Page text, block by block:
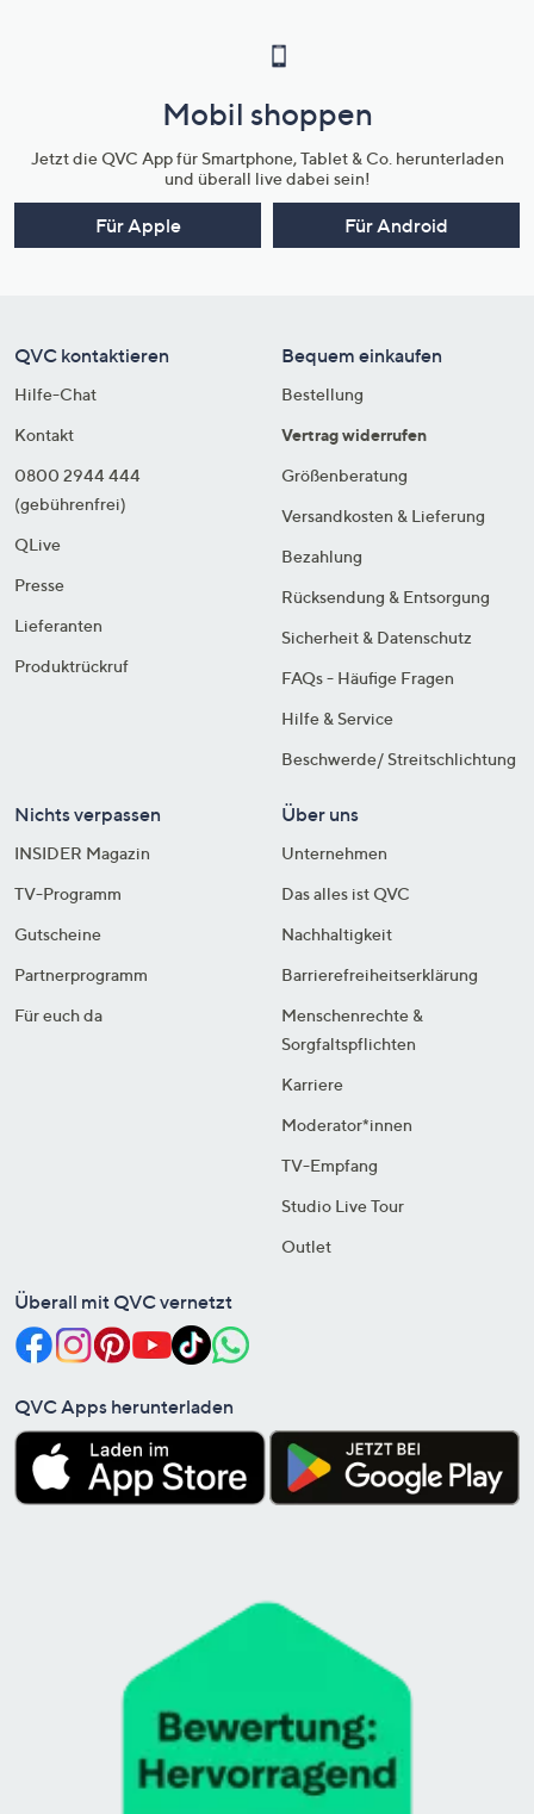
Mobil shoppen
Jetzt die QVC App für Smartphone, Tablet & Co. herunterladen
und überall live dabei sein!
Für Apple Für Android
QVC kontaktieren
Hilfe-Chat
Kontakt
0800 2944 444
(gebührenfrei)
QLive
Presse
Lieferanten
Produktrückruf
Bequem einkaufen
Bestellung
Vertrag widerrufen
Größenberatung
Versandkosten & Lieferung
Bezahlung
Rücksendung & Entsorgung
Sicherheit & Datenschutz
FAQs - Häufige Fragen
Hilfe & Service
Beschwerde/ Streitschlichtung
Nichts verpassen
INSIDER Magazin
TV-Programm
Gutscheine
Partnerprogramm
Für euch da
Über uns
Unternehmen
Das alles ist QVC
Nachhaltigkeit
Barrierefreiheitserklärung
Menschenrechte &
Sorgfaltspflichten
Karriere
Moderator*innen
TV-Empfang
Studio Live Tour
Outlet
Überall mit QVC vernetzt
QVC Apps herunterladen